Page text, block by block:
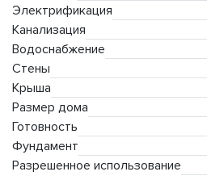
Электрификация
Канализация
Водоснабжение
Стены
Крыша
Размер дома
Готовность
Фундамент
Разрешенное использование